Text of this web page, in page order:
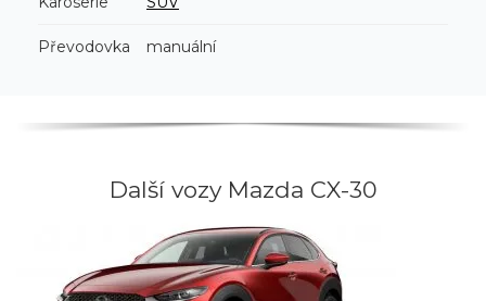
Převodovka manuální
Další vozy Mazda CX-30